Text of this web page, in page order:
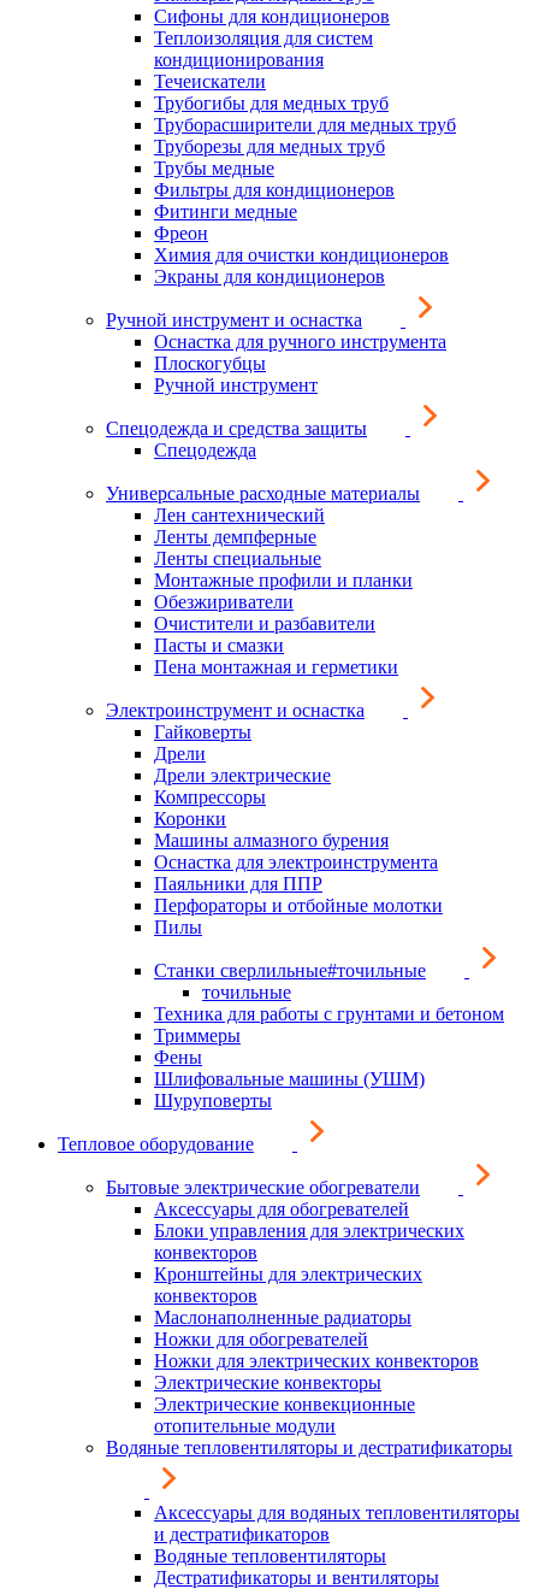
Сифоны для кондиционеров
Теплоизоляция для систем
кондиционирования
Течеискатели
Трубогибы для медных труб
Труборасширители для медных труб
Труборезы для медных труб
Трубы медные
Фильтры для кондиционеров
Фитинги медные
Фреон
Химия для очистки кондиционеров
Экраны для кондиционеров
Ручной инструмент и оснастка
Оснастка для ручного инструмента
Плоскогубцы
Ручной инструмент
Спецодежда и средства защиты
Спецодежда
Универсальные расходные материалы
Лен сантехнический
Ленты демпферные
Ленты специальные
Монтажные профили и планки
Обезжириватели
Очистители и разбавители
Пасты и смазки
Пена монтажная и герметики
Электроинструмент и оснастка
Гайковерты
Дрели
Дрели электрические
Компрессоры
Коронки
Машины алмазного бурения
Оснастка для электроинструмента
Паяльники для ППР
Перфораторы и отбойные молотки
Пилы
Станки сверлильные#точильные
точильные
Техника для работы с грунтами и бетоном
Триммеры
Фены
Шлифовальные машины (УШМ)
Шуруповерты
Тепловое оборудование
Бытовые электрические обогреватели
Аксессуары для обогревателей
Блоки управления для электрических
конвекторов
Кронштейны для электрических
конвекторов
Маслонаполненные радиаторы
Ножки для обогревателей
Ножки для электрических конвекторов
Электрические конвекторы
Электрические конвекционные
отопительные модули
Водяные тепловентиляторы и дестратификаторы
Аксессуары для водяных тепловентиляторы
и дестратификаторов
Водяные тепловентиляторы
Дестратификаторы и вентиляторы